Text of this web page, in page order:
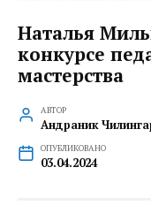
Наталья
конкурсе
мастерства
АВТОР
Андраник
ОПУБЛИКОВАНО
03.04.2024